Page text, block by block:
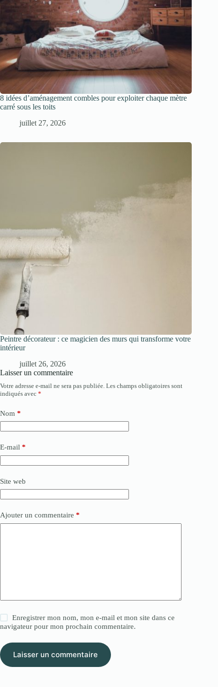
8 idées d’aménagement combles pour exploiter chaque mètre
carré sous les toits
juillet 27, 2026
Peintre décorateur : ce magicien des murs qui transforme votre
intérieur
juillet 26, 2026
Laisser un commentaire
Votre adresse e-mail ne sera pas publiée. Les champs obligatoires sont
indiqués avec *
Nom *
E-mail *
Site web
Ajouter un commentaire *
Enregistrer mon nom, mon e-mail et mon site dans ce
navigateur pour mon prochain commentaire.
Laisser un commentaire